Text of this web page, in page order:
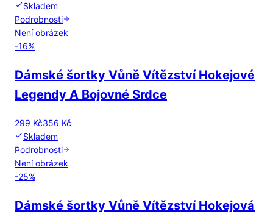
Skladem
Podrobnosti
Není obrázek
-16%
Dámské šortky Vůně Vítězství Hokejové
Legendy A Bojovné Srdce
299 Kč356 Kč
Skladem
Podrobnosti
Není obrázek
-25%
Dámské šortky Vůně Vítězství Hokejová